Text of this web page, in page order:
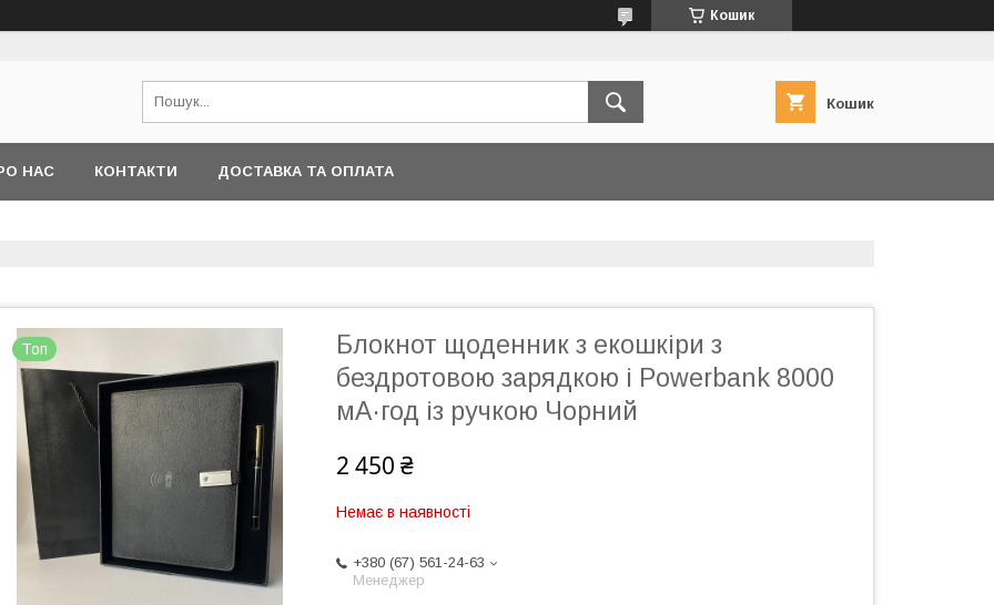
Кошик
Кошик
НАС КОНТАКТИ ДОСТАВКА ТА ОПЛАТА
Топ
Блокнот щоденник з екошкіри з
бездротовою зарядкою і Powerbank 8000
мА·год із ручкою Чорний
2 450 ₴
Немає в наявності
+380 (67) 561-24-63
Менеджер